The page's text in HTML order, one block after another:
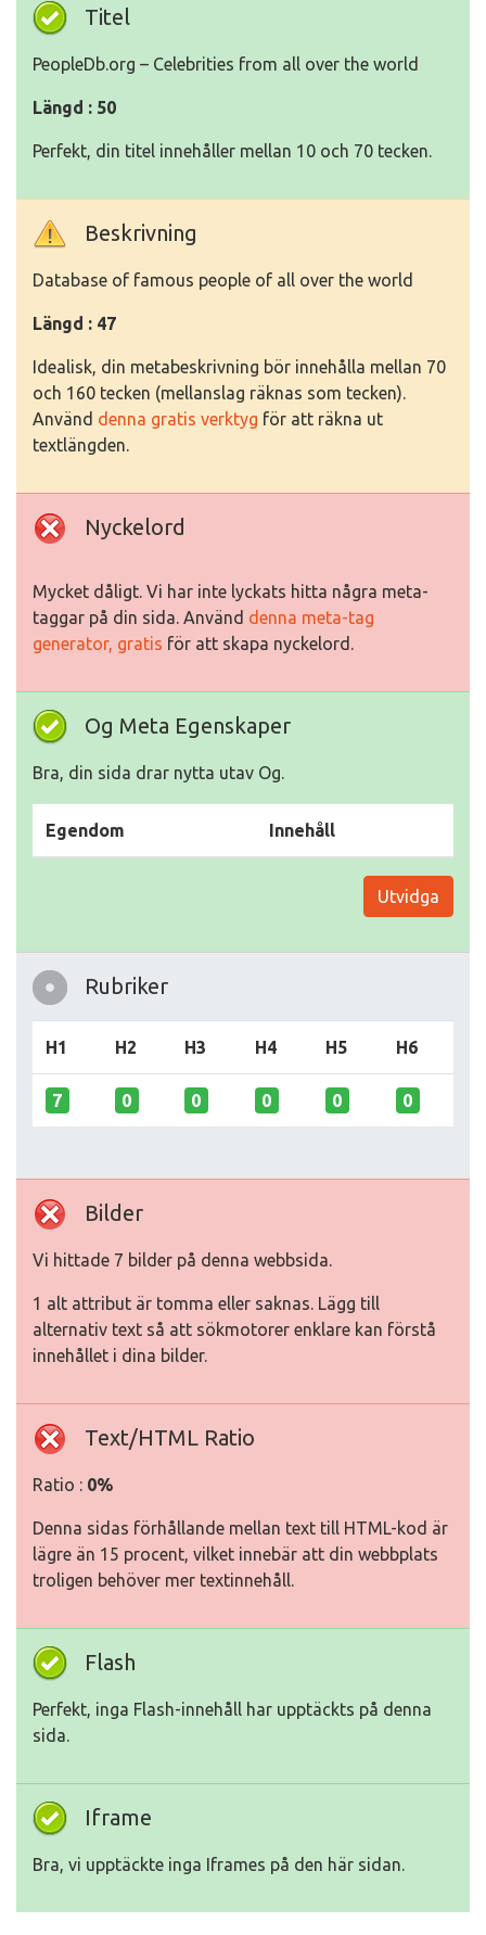
Titel
PeopleDb.org – Celebrities from all over the world
Längd : 50
Perfekt, din titel innehåller mellan 10 och 70 tecken.
Beskrivning
Database of famous people of all over the world
Längd : 47
Idealisk, din metabeskrivning bör innehålla mellan 70
och 160 tecken (mellanslag räknas som tecken).
Använd denna gratis verktyg för att räkna ut
textlängden.
Nyckelord
Mycket dåligt. Vi har inte lyckats hitta några meta-
taggar på din sida. Använd denna meta-tag
generator, gratis för att skapa nyckelord.
Og Meta Egenskaper
Bra, din sida drar nytta utav Og.
Egendom Innehåll
Utvidga
Rubriker
H1 H2 H3 H4 H5 H6
7 0 0 0 0 0
Bilder
Vi hittade 7 bilder på denna webbsida.
1 alt attribut är tomma eller saknas. Lägg till
alternativ text så att sökmotorer enklare kan förstå
innehållet i dina bilder.
Text/HTML Ratio
Ratio : 0%
Denna sidas förhållande mellan text till HTML-kod är
lägre än 15 procent, vilket innebär att din webbplats
troligen behöver mer textinnehåll.
Flash
Perfekt, inga Flash-innehåll har upptäckts på denna
sida.
Iframe
Bra, vi upptäckte inga Iframes på den här sidan.